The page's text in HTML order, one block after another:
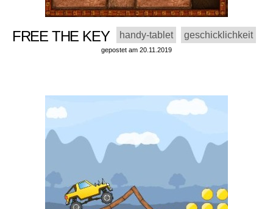
FREE THE KEY handy-tablet geschicklichkeit
gepostet am 20.11.2019